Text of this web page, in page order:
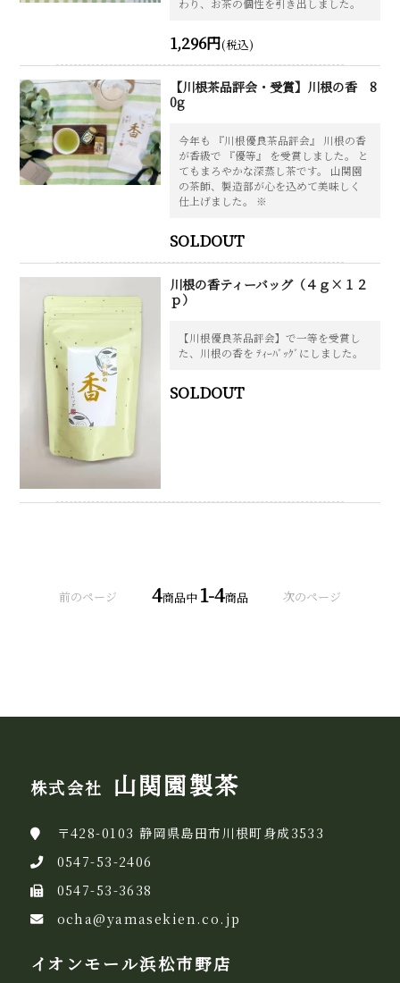
わり、お茶の個性を引き出しました。
1,296円(税込)
【川根茶品評会・受賞】川根の香 8
0g
今年も 『川根優良茶品評会』 川根の香
が香級で 『優等』 を受賞しました。 と
てもまろやかな深蒸し茶です。 山関園
の茶師、製造部が心を込めて美味しく
仕上げました。 ※
SOLDOUT
川根の香ティーバッグ（４ｇ×１２
ｐ）
【川根優良茶品評会】で一等を受賞し
た、川根の香を ﾃｨｰﾊﾞｯｸﾞにしました。
SOLDOUT
前のページ 4商品中 1-4商品 次のページ
株式会社 山関園製茶
〒428-0103 静岡県島田市川根町身成3533
0547-53-2406
0547-53-3638
ocha@yamasekien.co.jp
イオンモール浜松市野店